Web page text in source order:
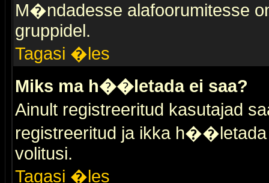
M�ndadesse alafoorumitesse
gruppidel.
Tagasi �les
Miks ma h��letada ei saa?
Ainult registreeritud kasutajad
registreeritud ja ikka h��letada
volitusi.
Tagasi �les